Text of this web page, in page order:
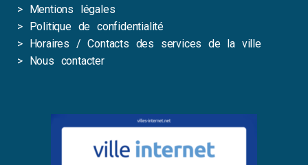
> Mentions légales
> Politique de confidentialité
> Horaires / Contacts des services de la ville
> Nous contacter